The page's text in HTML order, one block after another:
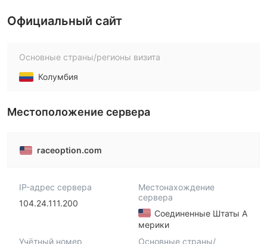
Официальный сайт
Основные страны/регионы визита
Колумбия
Местоположение сервера
raceoption.com
IP-адрес сервера
104.24.111.200
Местонахождение
сервера
Соединенные Штаты А
мерики
Учётный номер
Основные страны/